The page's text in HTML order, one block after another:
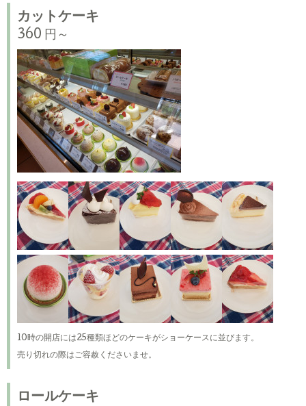
カットケーキ
360 円～
10時の開店には25種類ほどのケーキがショーケースに並びます。
売り切れの際はご容赦くださいませ。
ロールケーキ